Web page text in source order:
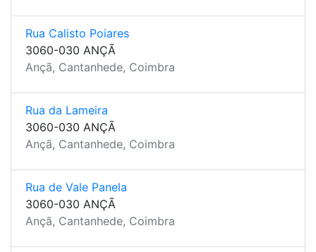
Rua Calisto Poiares
3060-030 ANÇÃ
Ançã, Cantanhede, Coimbra
Rua da Lameira
3060-030 ANÇÃ
Ançã, Cantanhede, Coimbra
Rua de Vale Panela
3060-030 ANÇÃ
Ançã, Cantanhede, Coimbra